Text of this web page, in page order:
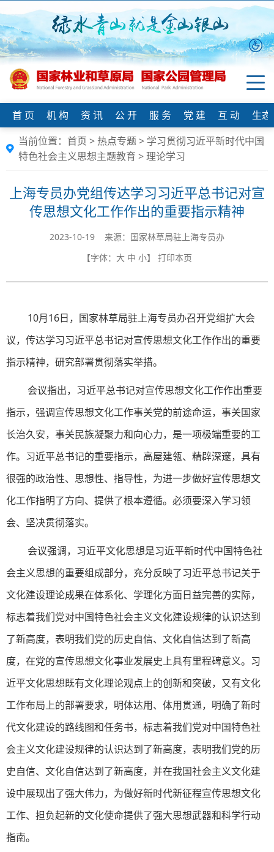
首 页 机 构 资 讯 公 开 服 务 党 建 互 动
生
当前位置： 首页 > 热点专题> 学习贯彻习近平新时代中国
特色社会主义思想主题教育 >理论学习
上海专员办党组传达学习习近平总书记对宣
传思想文化工作作出的重要指示精神
2023-10-19 来源：国家林草局驻上海专员办
【字体： 大 中 小】 打印本页
10月16日，国家林草局驻上海专员办召开党组扩大会
议，传达学习习近平总书记对宣传思想文化工作作出的重要
指示精神，研究部署贯彻落实举措。
会议指出，习近平总书记对宣传思想文化工作作出重要
指示，强调宣传思想文化工作事关党的前途命运，事关国家
长治久安，事关民族凝聚力和向心力，是一项极端重要的工
作。习近平总书记的重要指示，高屋建瓴、精辟深邃，具有
很强的政治性、思想性、指导性，为进一步做好宣传思想文
化工作指明了方向、提供了根本遵循。必须要深入学习领
会、坚决贯彻落实。
会议强调，习近平文化思想是习近平新时代中国特色社
会主义思想的重要组成部分，充分反映了习近平总书记关于
文化建设理论成果在体系化、学理化方面日益完善的实际，
标志着我们党对中国特色社会主义文化建设规律的认识达到
了新高度，表明我们党的历史自信、文化自信达到了新高
度，在党的宣传思想文化事业发展史上具有里程碑意义。习
近平文化思想既有文化理论观点上的创新和突破，又有文化
工作布局上的部署要求，明体达用、体用贯通，明确了新时
代文化建设的路线图和任务书，标志着我们党对中国特色社
会主义文化建设规律的认识达到了新高度，表明我们党的历
史自信、文化自信达到了新高度，并在我国社会主义文化建
设中展现出了强大伟力，为做好新时代新征程宣传思想文化
工作、担负起新的文化使命提供了强大思想武器和科学行动
指南。